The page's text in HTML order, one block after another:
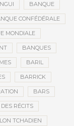
BANQUE
CONFÉDÉRALE
MONDIALE
BANQUES
BARIL
BARRICK
BARS
RÉCITS
TCHADIEN